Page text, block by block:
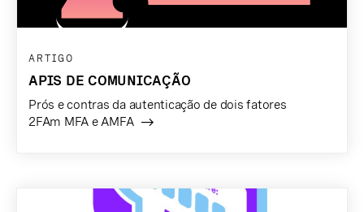
ARTIGO
APIS DE COMUNICAÇÃO
Prós e contras da autenticação de dois fatores
2FAm MFA e AMFA